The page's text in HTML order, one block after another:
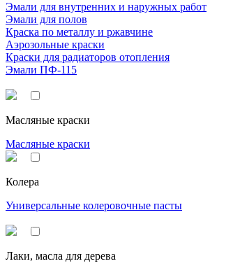
Эмали для внутренних и наружных работ
Эмали для полов
Краска по металлу и ржавчине
Аэрозольные краски
Краски для радиаторов отопления
Эмали ПФ-115
Масляные краски
Масляные краски
Колера
Универсальные колеровочные пасты
Лаки, масла для дерева